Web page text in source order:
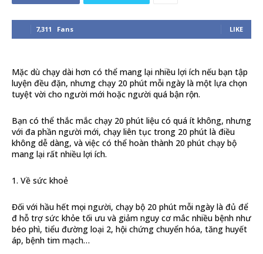
7,311 Fans LIKE
Mặc dù chạy dài hơn có thể mang lại nhiều lợi ích nếu bạn tập
luyện đều đặn, nhưng chạy 20 phút mỗi ngày là một lựa chọn
tuyệt vời cho người mới hoặc người quá bận rộn.
Bạn có thể thắc mắc chạy 20 phút liệu có quá ít không, nhưng
với đa phần người mới, chạy liên tục trong 20 phút là điều
không dễ dàng, và việc có thể hoàn thành 20 phút chạy bộ
mang lại rất nhiều lợi ích.
1. Về sức khoẻ
Đối với hầu hết mọi người, chạy bộ 20 phút mỗi ngày là đủ để
đ hỗ trợ sức khỏe tối ưu và giảm nguy cơ mắc nhiều bệnh như
béo phì, tiểu đường loại 2, hội chứng chuyển hóa, tăng huyết
áp, bệnh tim mạch…